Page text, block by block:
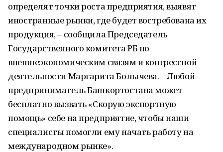
определят точки роста предприятия, выявят
иностранные рынки, где будет востребована их
продукция, – сообщила Председатель
Государственного комитета РБ по
внешнеэкономическим связям и конгрессной
деятельности Маргарита Болычева. – Любой
предприниматель Башкортостана может
бесплатно вызвать «Скорую экспортную
помощь» себе на предприятие, чтобы наши
специалисты помогли ему начать работу на
международном рынке».